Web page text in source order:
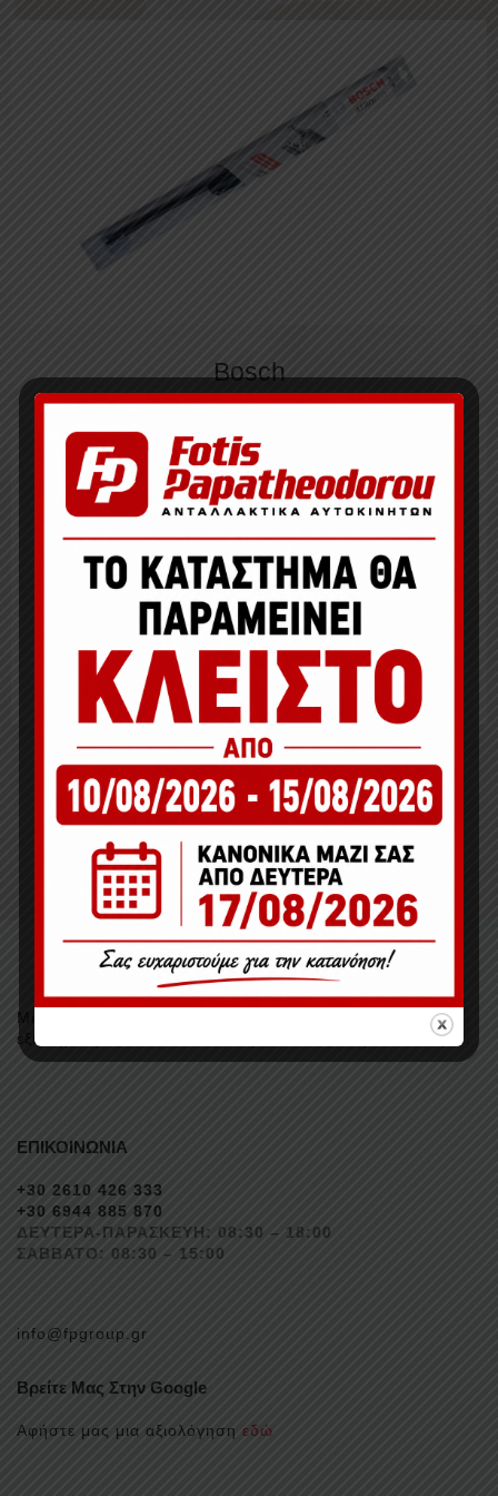
Bosch
Japco
Παράγγειλε τώρα
Με μακριά εμπειρία στο χώρο και με προσήλωση στην
εξυπηρέτηση του καταναλωτή, βαδίζουμε προς το αύριο.
ΕΠΙΚΟΙΝΩΝΙΑ
+30 2610 426 333
+30 6944 885 870
ΔΕΥΤΕΡΑ-ΠΑΡΑΣΚΕΥΗ: 08:30 – 18:00
ΣΑΒΒΑΤΟ: 08:30 – 15:00
info@fpgroup.gr
Βρείτε Μας Στην Google
Αφήστε μας μια αξιολόγηση εδώ